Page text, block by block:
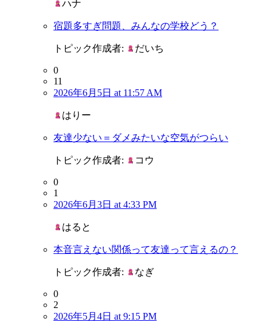
ハナ
宿題多すぎ問題、みんなの学校どう？
トピック作成者: だいち
0
11
2026年6月5日 at 11:57 AM
はりー
友達少ない＝ダメみたいな空気がつらい
トピック作成者: コウ
0
1
2026年6月3日 at 4:33 PM
はると
本音言えない関係って友達って言えるの？
トピック作成者: なぎ
0
2
2026年5月4日 at 9:15 PM